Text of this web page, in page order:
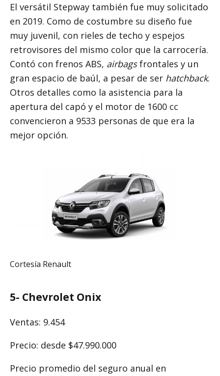
El versátil Stepway también fue muy solicitado
en 2019. Como de costumbre su diseño fue
muy juvenil, con rieles de techo y espejos
retrovisores del mismo color que la carrocería.
Contó con frenos ABS, airbagsfrontales y un
gran espacio de baúl, a pesar de ser hatchback.
Otros detalles como la asistencia para la
apertura del capó y el motor de 1600 cc
convencieron a 9533 personas de que era la
mejor opción.
Cortesía Renault
5- Chevrolet Onix
Ventas: 9.454
Precio: desde $47.990.000
Precio promedio del seguro anual en